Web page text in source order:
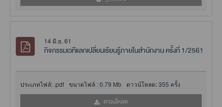
14 มิ.ย. 61
กิจกรรมเวทีแลกเปลี่ยนเรียนรู้ภายในสำนักงาน ครั้งที่ 1/2561
ประเภทไฟล์: .pdf ขนาดไฟล์ :0.79 Mb ดาวน์โหลด:355 ครั้ง
ดาวน์โหลด